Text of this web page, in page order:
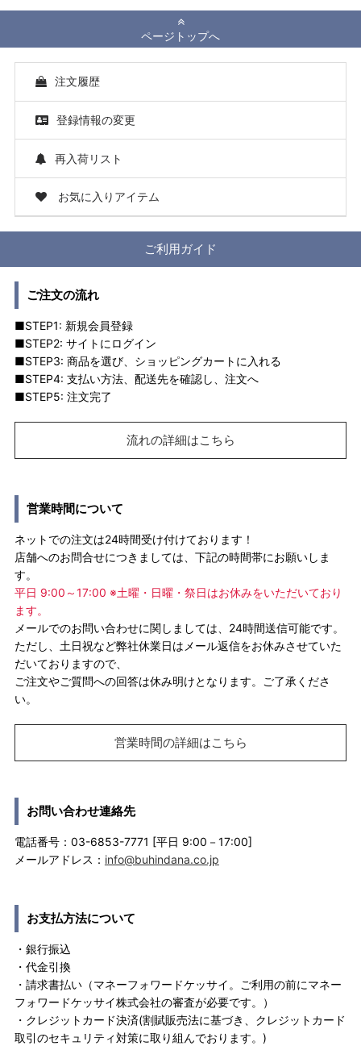
ページトップへ
注文履歴
登録情報の変更
再入荷リスト
お気に入りアイテム
ご利用ガイド
ご注文の流れ
■STEP1: 新規会員登録
■STEP2: サイトにログイン
■STEP3: 商品を選び、ショッピングカートに入れる
■STEP4: 支払い方法、配送先を確認し、注文へ
■STEP5: 注文完了
流れの詳細はこちら
営業時間について
ネットでの注文は24時間受け付けております！
店舗へのお問合せにつきましては、下記の時間帯にお願いしま
す。
平日 9:00～17:00 ※土曜・日曜・祭日はお休みをいただいており
ます。
メールでのお問い合わせに関しましては、24時間送信可能です。
ただし、土日祝など弊社休業日はメール返信をお休みさせていた
だいておりますので、
ご注文やご質問への回答は休み明けとなります。ご了承くださ
い。
営業時間の詳細はこちら
お問い合わせ連絡先
電話番号：03-6853-7771 [平日 9:00－17:00]
メールアドレス： info@buhindana.co.jp
お支払方法について
・銀行振込
・代金引換
・請求書払い（マネーフォワードケッサイ。ご利用の前にマネー
フォワードケッサイ株式会社の審査が必要です。）
・クレジットカード決済(割賦販売法に基づき、クレジットカード
取引のセキュリティ対策に取り組んでおります。)